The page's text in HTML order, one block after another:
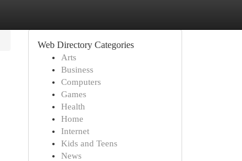
Web Directory Categories
Arts
Business
Computers
Games
Health
Home
Internet
Kids and Teens
News